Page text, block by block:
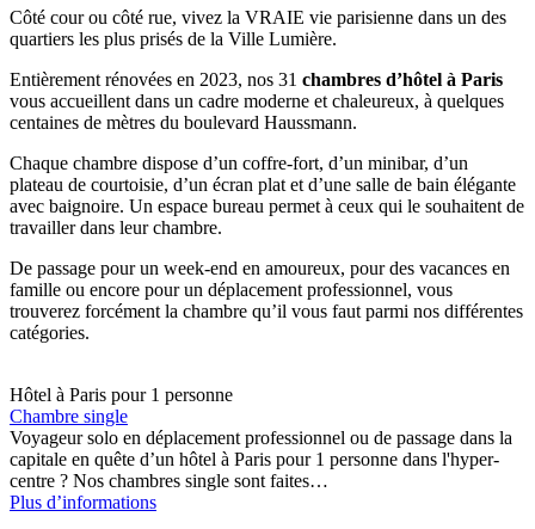
Côté cour ou côté rue, vivez la VRAIE vie parisienne dans un des
quartiers les plus prisés de la Ville Lumière.
Entièrement rénovées en 2023, nos 31 chambres d’hôtel à Paris
vous accueillent dans un cadre moderne et chaleureux, à quelques
centaines de mètres du boulevard Haussmann.
Chaque chambre dispose d’un coffre-fort, d’un minibar, d’un
plateau de courtoisie, d’un écran plat et d’une salle de bain élégante
avec baignoire. Un espace bureau permet à ceux qui le souhaitent de
travailler dans leur chambre.
De passage pour un week-end en amoureux, pour des vacances en
famille ou encore pour un déplacement professionnel, vous
trouverez forcément la chambre qu’il vous faut parmi nos différentes
catégories.
Hôtel à Paris pour 1 personne
Chambre single
Voyageur solo en déplacement professionnel ou de passage dans la
capitale en quête d’un hôtel à Paris pour 1 personne dans l'hyper-
centre ? Nos chambres single sont faites…
Plus d’informations